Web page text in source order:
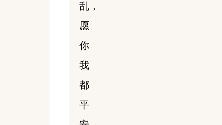
乱，
愿
你
我
都
平